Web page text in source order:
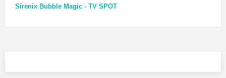
Sirenix Bubble Magic - TV SPOT